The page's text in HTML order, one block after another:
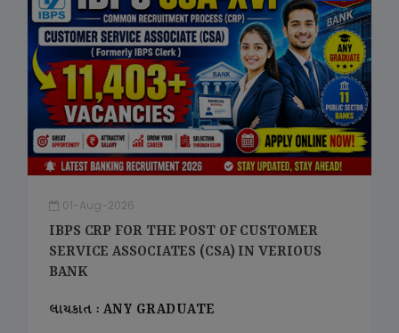
01-Aug-2026
IBPS CRP FOR THE POST OF CUSTOMER
SERVICE ASSOCIATES (CSA) IN VERIOUS
BANK
લાયકાત : ANY GRADUATE